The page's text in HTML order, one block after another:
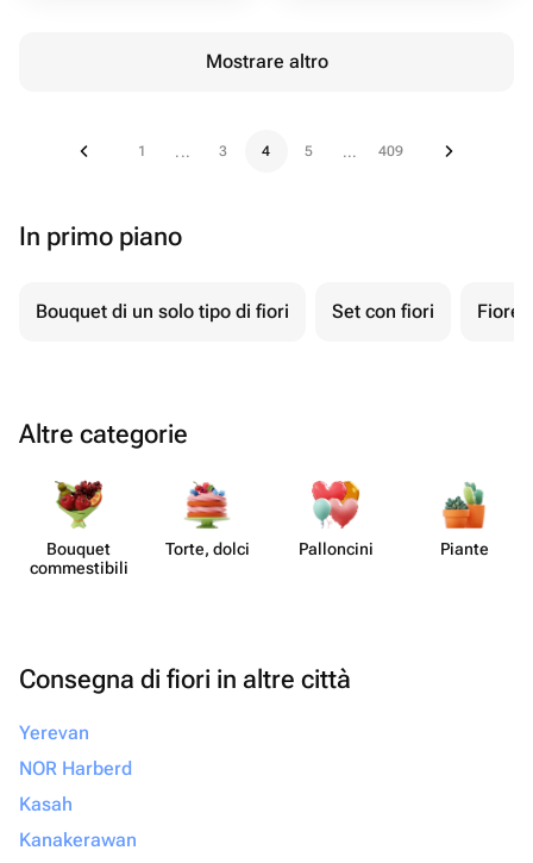
Mostrare altro
1 ... 3 4 5 ... 409
In primo piano
Bouquet di un solo tipo di fiori Set con fiori Fiore
Altre categorie
Bouquet
commes​tibili
Torte, dolci Pall​oncini Piante
Consegna di fiori in altre città
Yerevan
NOR Harberd
Kasah
Kanakerawan